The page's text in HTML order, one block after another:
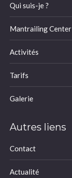
new
Qui suis-je ?
Mantrailing Center
Activités
Tarifs
Galerie
Autres liens
Contact
Actualité